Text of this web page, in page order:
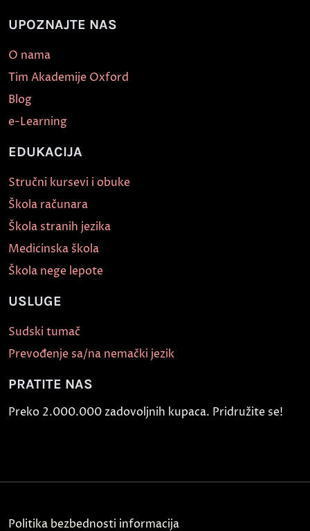
UPOZNAJTE NAS
O nama
Tim Akademije Oxford
Blog
e-Learning
EDUKACIJA
Stručni kursevi i obuke
Škola računara
Škola stranih jezika
Medicinska škola
Škola nege lepote
USLUGE
Sudski tumač
Prevođenje sa/na nemački jezik
PRATITE NAS
Preko 2.000.000 zadovoljnih kupaca. Pridružite se!
Politika bezbednosti informacija